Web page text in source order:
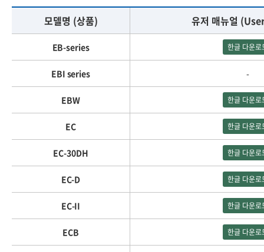
모델명 (상품) 유저 매뉴얼
EB-series 한글 다운로
EBI series -
EBW 한글 다운로
EC 한글 다운로
EC-30DH 한글 다운로
EC-D 한글 다운로
EC-II 한글 다운로
ECB 한글 다운로